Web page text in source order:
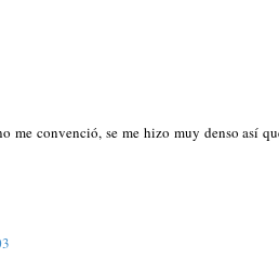
me convenció, se me hizo muy denso así